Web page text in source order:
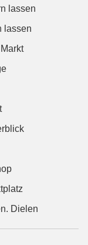
lassen
lassen
Dielen